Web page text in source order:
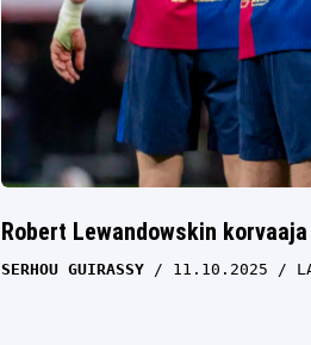
Robert Lewandowskin
SERHOU GUIRASSY 11.10.2025